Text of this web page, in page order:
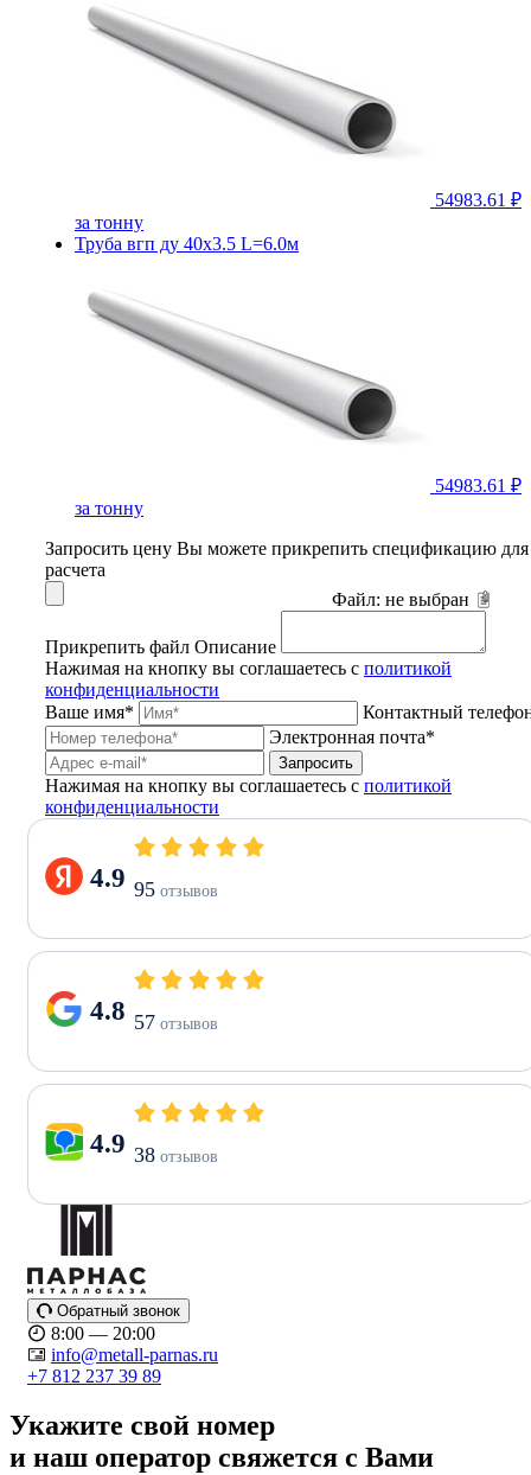
54983.61 ₽
за тонну
Труба вгп ду 40х3.5 L=6.0м
54983.61 ₽
за тонну
Запросить цену Вы можете прикрепить спецификацию для
расчета
Файл: не выбран
Прикрепить файл Описание
Нажимая на кнопку вы соглашаетесь с политикой
конфиденциальности
Ваше имя*
Контактный
Электронная почта*
Запросить
Нажимая на кнопку вы соглашаетесь с политикой
конфиденциальности
4.9 95 отзывов
4.8 57 отзывов
4.9 38 отзывов
Обратный звонок
8:00 — 20:00
info@metall-parnas.ru
+7 812 237 39 89
Укажите свой номер
и наш оператор свяжется с Вами